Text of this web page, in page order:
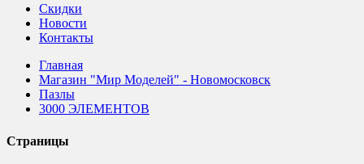
Скидки
Новости
Контакты
Главная
Магазин "Мир Моделей" - Новомосковск
Пазлы
3000 ЭЛЕМЕНТОВ
Страницы